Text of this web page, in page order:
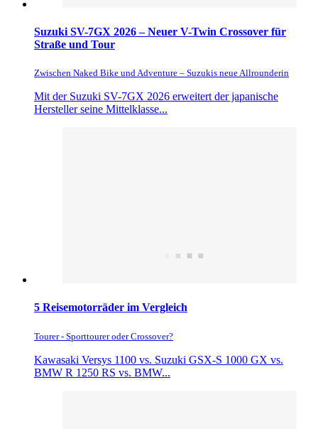
Suzuki SV-7GX 2026 – Neuer V-Twin Crossover für
Straße und Tour
Zwischen Naked Bike und Adventure – Suzukis neue Allrounderin
Mit der Suzuki SV-7GX 2026 erweitert der japanische
Hersteller seine Mittelklasse...
5 Reisemotorräder im Vergleich
Tourer - Sporttourer oder Crossover?
Kawasaki Versys 1100 vs. Suzuki GSX-S 1000 GX vs.
BMW R 1250 RS vs. BMW...